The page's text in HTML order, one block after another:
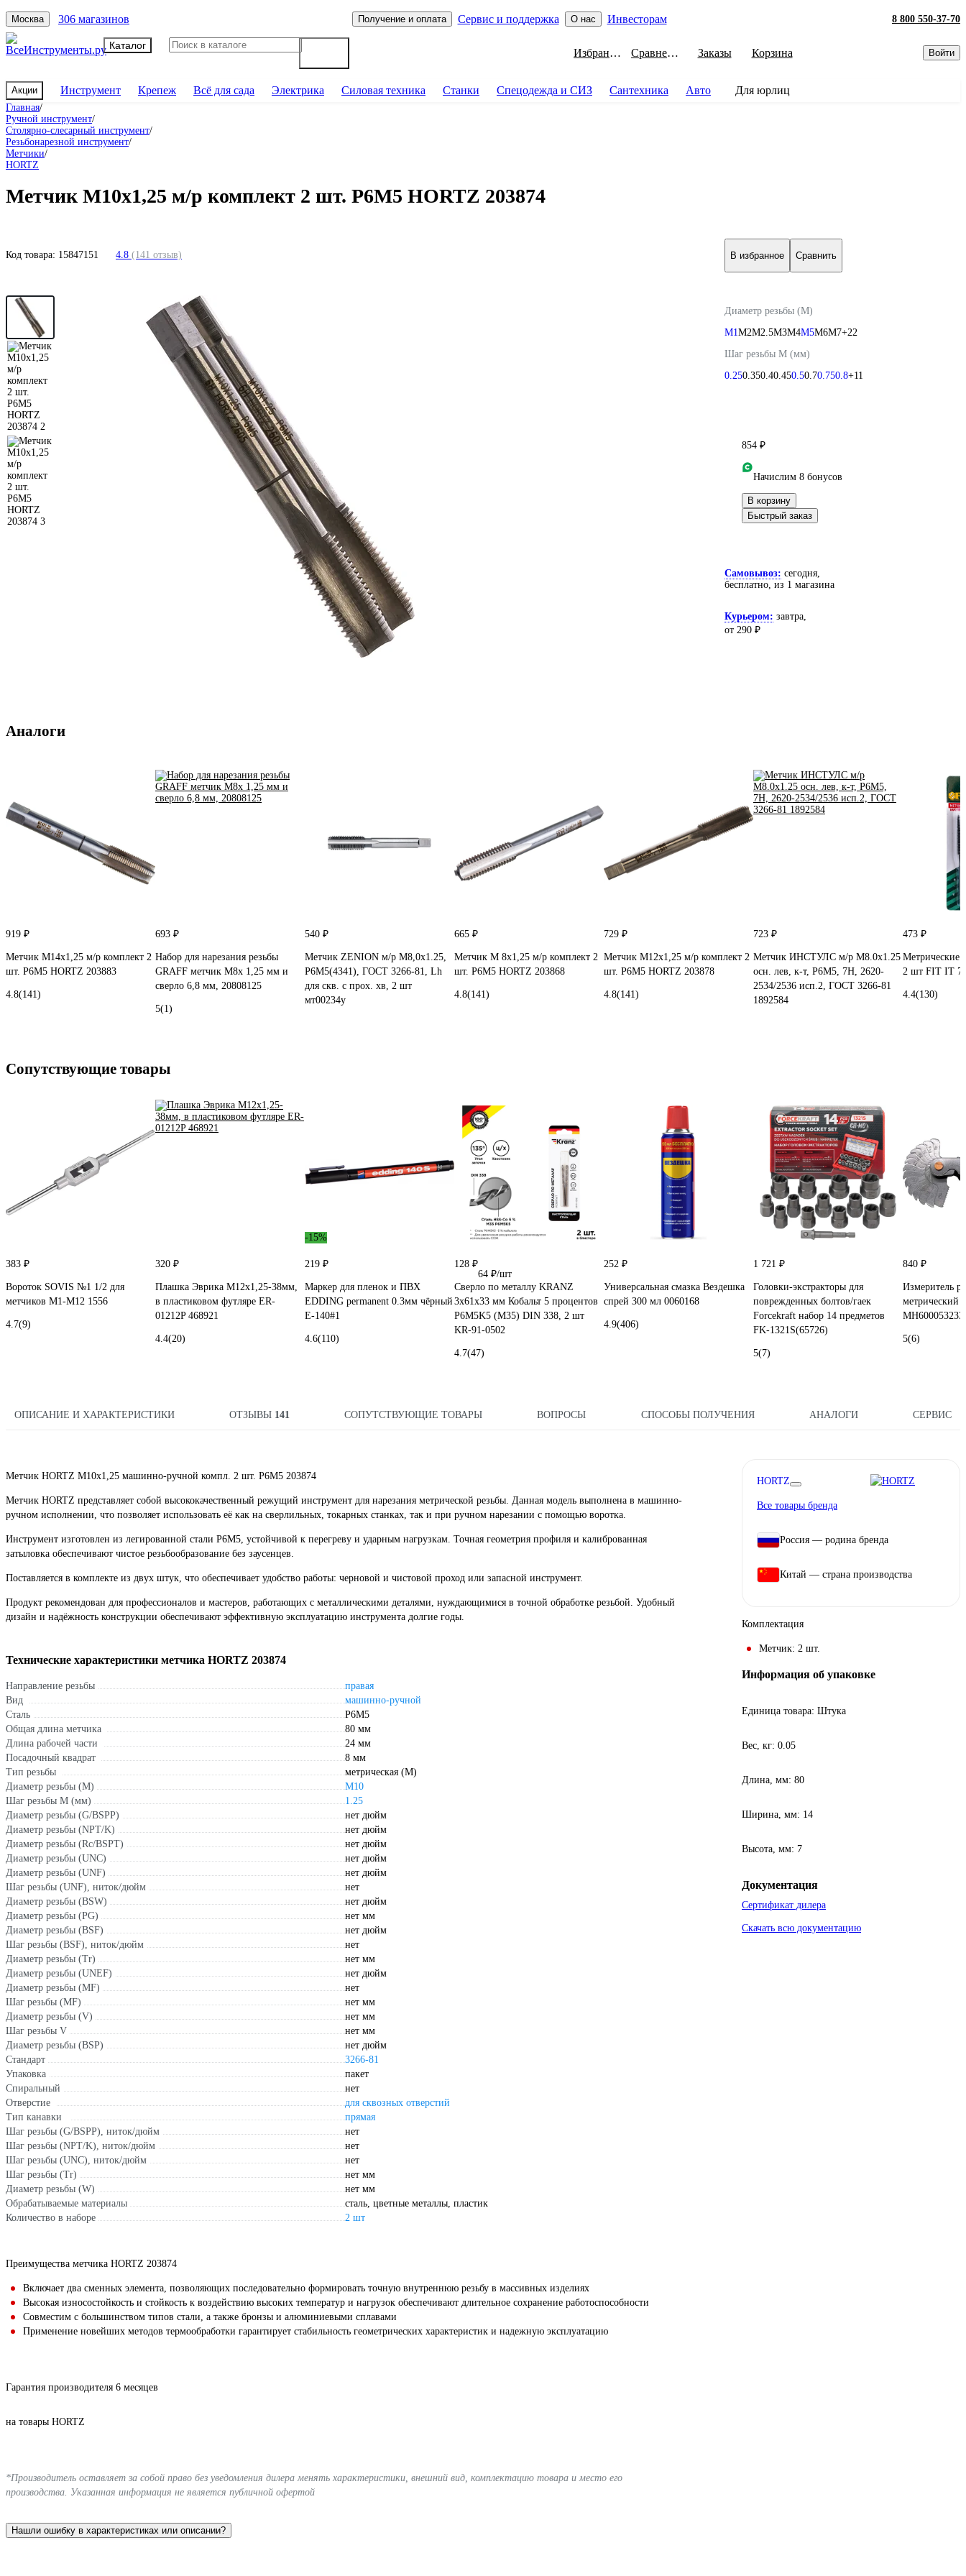
Москва 306 магазинов Получение и оплата Сервис и поддержка О нас Инвесторам 8 800 550-37-70
Каталог
Избранное Сравнение Заказы Корзина Войти
Акции Инструмент Крепеж Всё для сада Электрика Силовая техника Станки Спецодежда и СИЗ Сантехника Авто Для юрлиц
Главная/
Ручной инструмент/
Столярно-слесарный инструмент/
Резьбонарезной инструмент/
Метчики/
HORTZ
Метчик М10x1,25 м/р комплект 2 шт. Р6М5 HORTZ 203874
Код товара: 15847151 4.8 (141 отзыв) В избранное Сравнить
Диаметр резьбы (М)
М1М2М2.5М3М4М5М6М7+22
Шаг резьбы М (мм)
0.250.350.40.450.50.70.750.8+11
854 ₽
Начислим 8 бонусов
В корзину
Быстрый заказ
Самовывоз: сегодня,
бесплатно, из 1 магазина
Курьером: завтра,
от 290 ₽
Аналоги
919 ₽
Метчик М14x1,25 м/р комплект 2
шт. Р6М5 HORTZ 203883
4.8(141)
693 ₽
Набор для нарезания резьбы
GRAFF метчик М8х 1,25 мм и
сверло 6,8 мм, 20808125
5(1)
540 ₽
Метчик ZENION м/р М8,0x1.25,
Р6М5(4341), ГОСТ 3266-81, Lh
для скв. с прох. хв, 2 шт
мт00234у
665 ₽
Метчик М 8x1,25 м/р комплект 2
шт. Р6М5 HORTZ 203868
4.8(141)
729 ₽
Метчик М12x1,25 м/р комплект 2
шт. Р6М5 HORTZ 203878
4.8(141)
723 ₽
Метчик ИНСТУЛС м/р М8.0x1.25
осн. лев, к-т, Р6М5, 7H, 2620-
2534/2536 исп.2, ГОСТ 3266-81
1892584
473 ₽
Метрические
2 шт FIT IT
4.4(130)
Сопутствующие товары
383 ₽
Вороток SOVIS №1 1/2 для
метчиков М1-М12 1556
4.7(9)
320 ₽
Плашка Эврика M12x1,25-38мм,
в пластиковом футляре ER-
01212P 468921
4.4(20)
-15%
219 ₽
Маркер для пленок и ПВХ
EDDING permanent 0.3мм чёрный
E-140#1
4.6(110)
128 ₽
64 ₽/шт
Сверло по металлу KRANZ
3x61x33 мм Кобальт 5 процентов
P6M5K5 (М35) DIN 338, 2 шт
KR-91-0502
4.7(47)
252 ₽
Универсальная смазка Вездешка
спрей 300 мл 0060168
4.9(406)
1 721 ₽
Головки-экстракторы для
поврежденных болтов/гаек
Forcekraft набор 14 предметов
FK-1321S(65726)
5(7)
840 ₽
Измеритель
метрический
МН600053233
5(6)
ОПИСАНИЕ И ХАРАКТЕРИСТИКИ ОТЗЫВЫ 141 СОПУТСТВУЮЩИЕ ТОВАРЫ ВОПРОСЫ СПОСОБЫ ПОЛУЧЕНИЯ АНАЛОГИ СЕРВИС
Метчик HORTZ М10x1,25 машинно-ручной компл. 2 шт. Р6М5 203874
Метчик HORTZ представляет собой высококачественный режущий инструмент для нарезания метрической резьбы. Данная модель выполнена в машинно-
ручном исполнении, что позволяет использовать её как на сверлильных, токарных станках, так и при ручном нарезании с помощью воротка.
Инструмент изготовлен из легированной стали Р6М5, устойчивой к перегреву и ударным нагрузкам. Точная геометрия профиля и калиброванная
затыловка обеспечивают чистое резьбообразование без заусенцев.
Поставляется в комплекте из двух штук, что обеспечивает удобство работы: черновой и чистовой проход или запасной инструмент.
Продукт рекомендован для профессионалов и мастеров, работающих с металлическими деталями, нуждающимися в точной обработке резьбой. Удобный
дизайн и надёжность конструкции обеспечивают эффективную эксплуатацию инструмента долгие годы.
Технические характеристики метчика HORTZ 203874
Направление резьбы
правая
Вид
машинно-ручной
Сталь
P6M5
Общая длина метчика
80 мм
Длина рабочей части
24 мм
Посадочный квадрат
8 мм
Тип резьбы
метрическая (М)
Диаметр резьбы (М)
М10
Шаг резьбы М (мм)
1.25
Диаметр резьбы (G/BSPP)
нет дюйм
Диаметр резьбы (NPT/K)
нет дюйм
Диаметр резьбы (Rc/BSPT)
нет дюйм
Диаметр резьбы (UNC)
нет дюйм
Диаметр резьбы (UNF)
нет дюйм
Шаг резьбы (UNF), ниток/дюйм
нет
Диаметр резьбы (BSW)
нет дюйм
Диаметр резьбы (PG)
нет мм
Диаметр резьбы (BSF)
нет дюйм
Шаг резьбы (BSF), ниток/дюйм
нет
Диаметр резьбы (Tr)
нет мм
Диаметр резьбы (UNEF)
нет дюйм
Диаметр резьбы (MF)
нет
Шаг резьбы (MF)
нет мм
Диаметр резьбы (V)
нет мм
Шаг резьбы V
нет мм
Диаметр резьбы (BSP)
нет дюйм
Стандарт
3266-81
Упаковка
пакет
Спиральный
нет
Отверстие
для сквозных отверстий
Тип канавки
прямая
Шаг резьбы (G/BSPP), ниток/дюйм
нет
Шаг резьбы (NPT/K), ниток/дюйм
нет
Шаг резьбы (UNC), ниток/дюйм
нет
Шаг резьбы (Tr)
нет мм
Диаметр резьбы (W)
нет мм
Обрабатываемые материалы
сталь, цветные металлы, пластик
Количество в наборе
2 шт
Преимущества метчика HORTZ 203874
Включает два сменных элемента, позволяющих последовательно формировать точную внутреннюю резьбу в массивных изделиях
Высокая износостойкость и стойкость к воздействию высоких температур и нагрузок обеспечивают длительное сохранение работоспособности
Совместим с большинством типов стали, а также бронзы и алюминиевыми сплавами
Применение новейших методов термообработки гарантирует стабильность геометрических характеристик и надежную эксплуатацию
Гарантия производителя 6 месяцев
на товары HORTZ
*Производитель оставляет за собой право без уведомления дилера менять характеристики, внешний вид, комплектацию товара и место его
производства. Указанная информация не является публичной офертой
Нашли ошибку в характеристиках или описании?
HORTZ
Все товары бренда
Россия — родина бренда
Китай — страна производства
Комплектация
Метчик: 2 шт.
Информация об упаковке
Единица товара: Штука
Вес, кг: 0.05
Длина, мм: 80
Ширина, мм: 14
Высота, мм: 7
Документация
Сертификат дилера
Скачать всю документацию